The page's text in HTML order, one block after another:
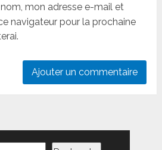
mon adresse e-mail et
navigateur pour la prochaine